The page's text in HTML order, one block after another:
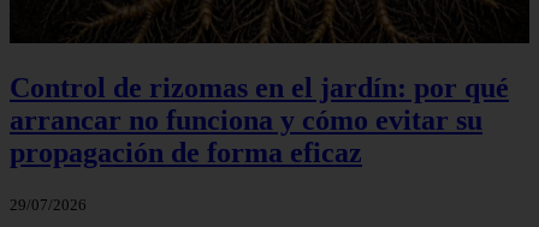
Control de rizomas en el jardín: por qué
arrancar no funciona y cómo evitar su
propagación de forma eficaz
29/07/2026